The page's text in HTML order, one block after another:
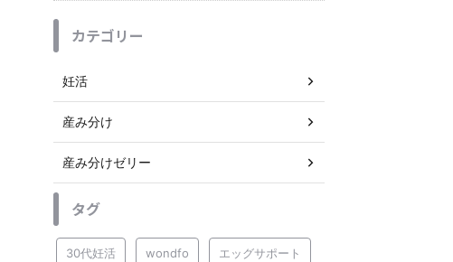
カテゴリー
妊活
産み分け
産み分けゼリー
タグ
30代妊活 wondfo エッグサポート